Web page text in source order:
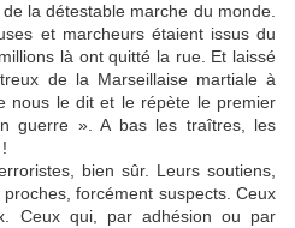
la détestable marche du monde.
et marcheurs étaient issus du
là ont quitté la rue. Et laissé
de la Marseillaise martiale à
nous le dit et le répète le premier
guerre ». A bas les traîtres, les
bien sûr. Leurs soutiens,
forcément suspects. Ceux
Ceux qui, par adhésion ou par